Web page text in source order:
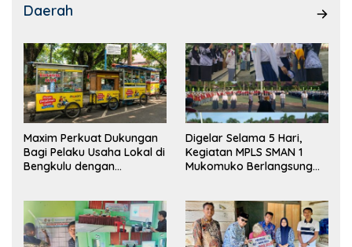
Daerah
Maxim Perkuat Dukungan
Bagi Pelaku Usaha Lokal di
Bengkulu dengan
Pasar
Digelar Selama 5 Hari,
Kegiatan MPLS SMAN 1
Mukomuko Berlangsung